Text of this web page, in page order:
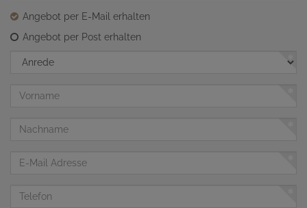
Angebot per E-Mail erhalten
Angebot per Post erhalten
Anrede
Vorname
Nachname
Telefon